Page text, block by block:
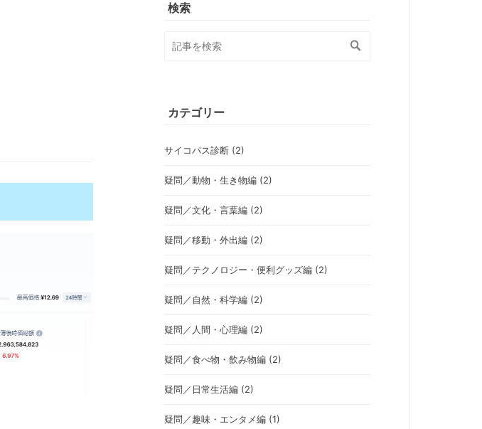
検索
カテゴリー
サイコパス診断 (2)
疑問／動物・生き物編 (2)
疑問／文化・言葉編 (2)
疑問／移動・外出編 (2)
疑問／テクノロジー・便利グッズ編 (2)
疑問／自然・科学編 (2)
疑問／人間・心理編 (2)
疑問／食べ物・飲み物編 (2)
疑問／日常生活編 (2)
疑問／趣味・エンタメ編 (1)